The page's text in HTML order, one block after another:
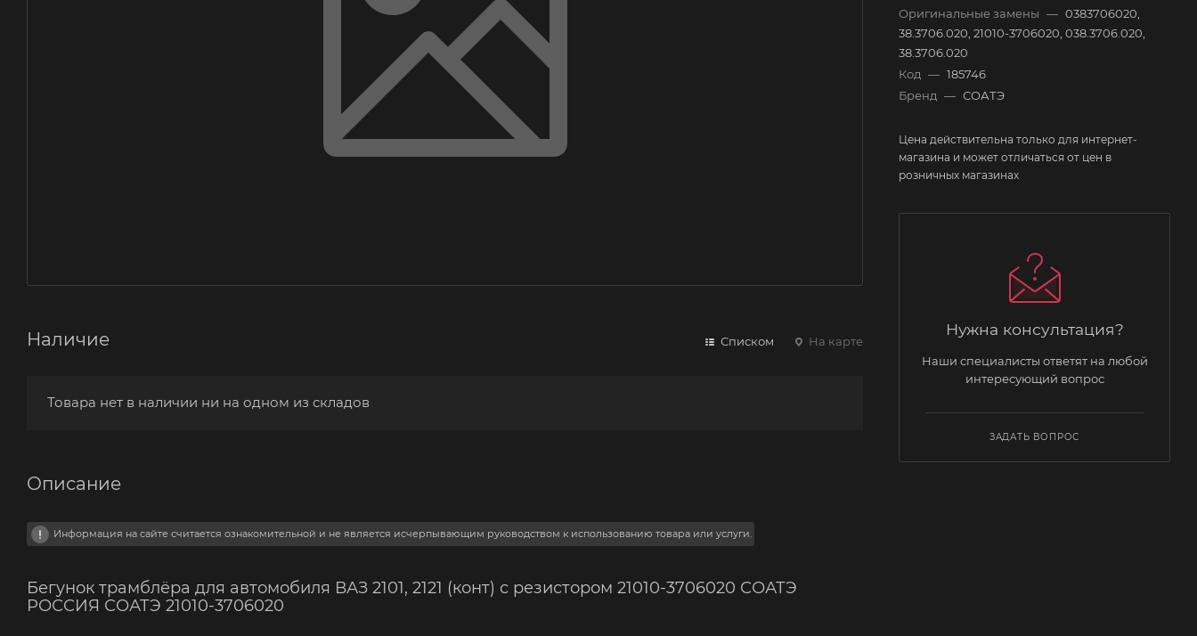
Наличие Списком На карте
Товара нет в наличии ни на одном из складов
Описание
Информация на сайте считается ознакомительной и не является исчерпывающим руководством к использованию товара или услуги.
Бегунок трамблёра для автомобиля ВАЗ 2101, 2121 (конт) с резистором 21010-3706020 СОАТЭ
РОССИЯ СОАТЭ 21010-3706020
Оригинальные замены — 0383706020,
38.3706.020, 21010-3706020, 038.3706.020,
38.3706.020
Код — 185746
Бренд — СОАТЭ
Цена действительна только для интернет-
магазина и может отличаться от цен в
розничных магазинах
Нужна консультация?
Наши специалисты ответят на любой
интересующий вопрос
ЗАДАТЬ ВОПРОС